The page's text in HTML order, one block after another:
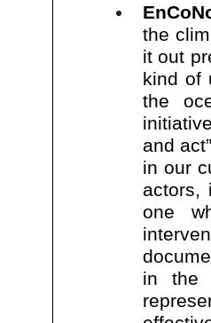
the
it out
kind of
the
and
in our
actors,
one
in the